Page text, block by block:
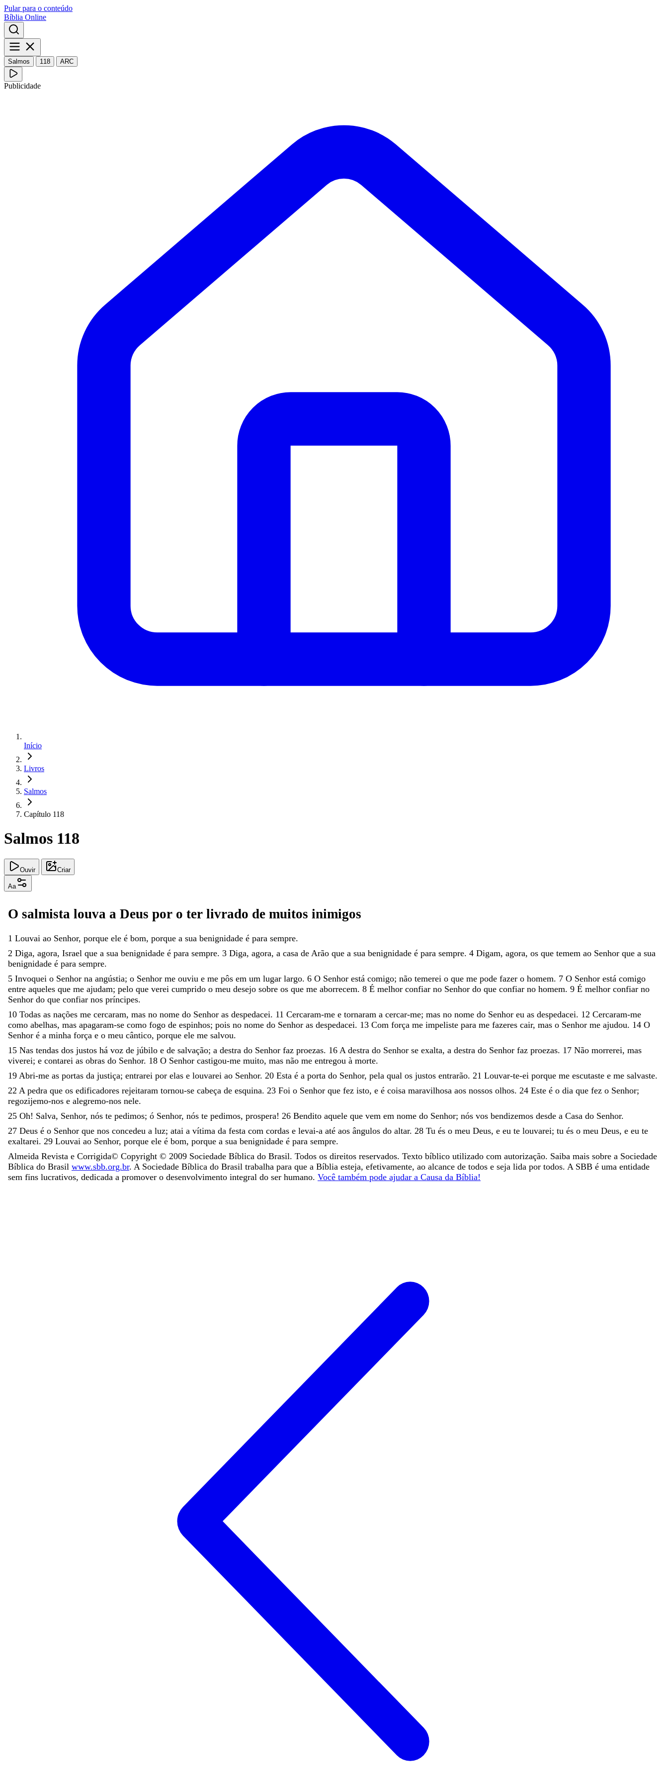
Pular para o conteúdo
Bíblia Online
Salmos 118 ARC
Publicidade
Início
Livros
Salmos
Capítulo 118
Salmos 118
Ouvir Criar
Aa
O salmista louva a Deus por o ter livrado de muitos inimigos
1 Louvai ao Senhor, porque ele é bom, porque a sua benignidade é para sempre.
2 Diga, agora, Israel que a sua benignidade é para sempre. 3 Diga, agora, a casa de Arão que a sua benignidade é para sempre. 4 Digam, agora, os que temem ao Senhor que a sua
benignidade é para sempre.
5 Invoquei o Senhor na angústia; o Senhor me ouviu e me pôs em um lugar largo. 6 O Senhor está comigo; não temerei o que me pode fazer o homem. 7 O Senhor está comigo
entre aqueles que me ajudam; pelo que verei cumprido o meu desejo sobre os que me aborrecem. 8 É melhor confiar no Senhor do que confiar no homem. 9 É melhor confiar no
Senhor do que confiar nos príncipes.
10 Todas as nações me cercaram, mas no nome do Senhor as despedacei. 11 Cercaram-me e tornaram a cercar-me; mas no nome do Senhor eu as despedacei. 12 Cercaram-me
como abelhas, mas apagaram-se como fogo de espinhos; pois no nome do Senhor as despedacei. 13 Com força me impeliste para me fazeres cair, mas o Senhor me ajudou. 14 O
Senhor é a minha força e o meu cântico, porque ele me salvou.
15 Nas tendas dos justos há voz de júbilo e de salvação; a destra do Senhor faz proezas. 16 A destra do Senhor se exalta, a destra do Senhor faz proezas. 17 Não morrerei, mas
viverei; e contarei as obras do Senhor. 18 O Senhor castigou-me muito, mas não me entregou à morte.
19 Abri-me as portas da justiça; entrarei por elas e louvarei ao Senhor. 20 Esta é a porta do Senhor, pela qual os justos entrarão. 21 Louvar-te-ei porque me escutaste e me salvaste.
22 A pedra que os edificadores rejeitaram tornou-se cabeça de esquina. 23 Foi o Senhor que fez isto, e é coisa maravilhosa aos nossos olhos. 24 Este é o dia que fez o Senhor;
regozijemo-nos e alegremo-nos nele.
25 Oh! Salva, Senhor, nós te pedimos; ó Senhor, nós te pedimos, prospera! 26 Bendito aquele que vem em nome do Senhor; nós vos bendizemos desde a Casa do Senhor.
27 Deus é o Senhor que nos concedeu a luz; atai a vítima da festa com cordas e levai-a até aos ângulos do altar. 28 Tu és o meu Deus, e eu te louvarei; tu és o meu Deus, e eu te
exaltarei. 29 Louvai ao Senhor, porque ele é bom, porque a sua benignidade é para sempre.
Almeida Revista e Corrigida© Copyright © 2009 Sociedade Bíblica do Brasil. Todos os direitos reservados. Texto bíblico utilizado com autorização. Saiba mais sobre a Sociedade
Bíblica do Brasil www.sbb.org.br. A Sociedade Bíblica do Brasil trabalha para que a Bíblia esteja, efetivamente, ao alcance de todos e seja lida por todos. A SBB é uma entidade
sem fins lucrativos, dedicada a promover o desenvolvimento integral do ser humano. Você também pode ajudar a Causa da Bíblia!